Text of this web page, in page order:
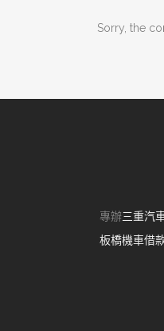
Sorry, the
專辦三重汽
板橋機車借